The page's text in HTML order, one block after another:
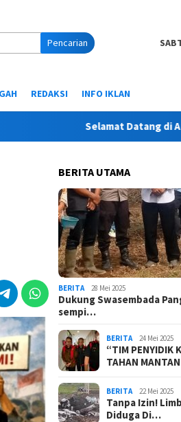
Pencarian
REDAKSI INFO IKLAN
Selamat Datang di Arbiter
BERITA UTAMA
BERITA 28 Mei 2025
Dukung Swasembada
sempi…
BERITA 24 Mei 2025
“TIM PENYIDIK
TAHAN
BERITA 22 Mei 2025
Tanpa Izin!
Diduga Di…